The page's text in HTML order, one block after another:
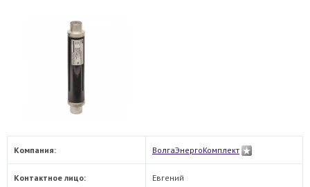
Компания: ВолгаЭнергоКомплект
Контактное лицо: Евгений